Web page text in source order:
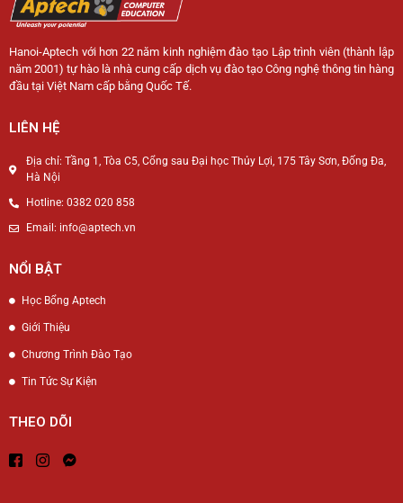
Hanoi-Aptech với hơn 22 năm kinh nghiệm đào tạo Lập trình viên (thành lập
năm 2001) tự hào là nhà cung cấp dịch vụ đào tạo Công nghệ thông tin hàng
đầu tại Việt Nam cấp bằng Quốc Tế.
LIÊN HỆ
Địa chỉ: Tầng 1, Tòa C5, Cổng sau Đại học Thủy Lợi, 175 Tây Sơn, Đống Đa,
Hà Nội
Hotline: 0382 020 858
Email: info@aptech.vn
NỔI BẬT
Học Bổng Aptech
Giới Thiệu
Chương Trình Đào Tạo
Tin Tức Sự Kiện
THEO DÕI